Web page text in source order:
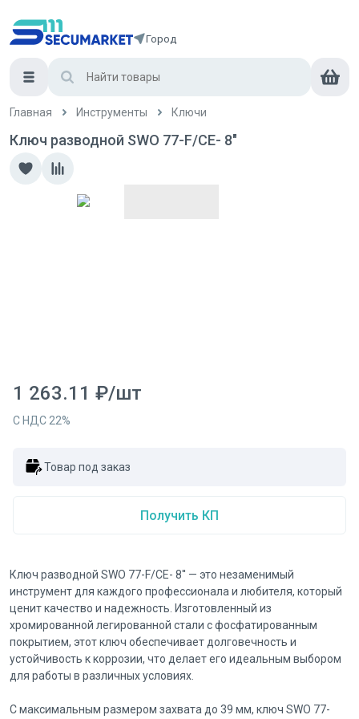
Город
Главная Инструменты Ключи
Ключ разводной SWO 77-F/CE- 8"
1 263.11 ₽/шт
С НДС 22%
Товар под заказ
Получить КП
Ключ разводной SWO 77-F/CE- 8'' — это незаменимый
инструмент для каждого профессионала и любителя, который
ценит качество и надежность. Изготовленный из
хромированной легированной стали с фосфатированным
покрытием, этот ключ обеспечивает долговечность и
устойчивость к коррозии, что делает его идеальным выбором
для работы в различных условиях.
С максимальным размером захвата до 39 мм, ключ SWO 77-